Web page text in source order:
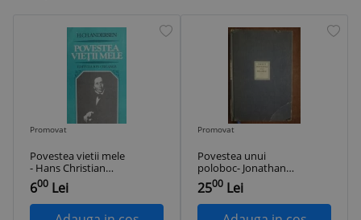
Promovat
Povestea vietii mele
- Hans Christian
Andersen
600 Lei
Promovat
Povestea unui
poloboc- Jonathan
Swift
2500 Lei